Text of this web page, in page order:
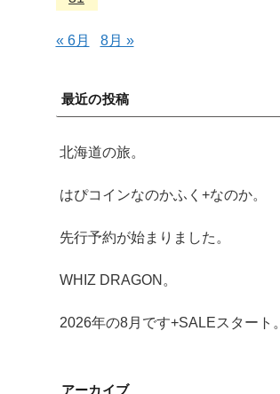
« 6月 8月 »
最近の投稿
北海道の旅。
はぴコインなのかふく+なのか。
先行予約が始まりました。
WHIZ DRAGON。
2026年の8月です+SALEスタート。
アーカイブ